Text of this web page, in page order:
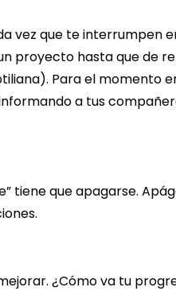
vez que te interrumpen
proyecto hasta que de
Para el momento
a tus
tiene que apagarse.
¿Cómo va tu